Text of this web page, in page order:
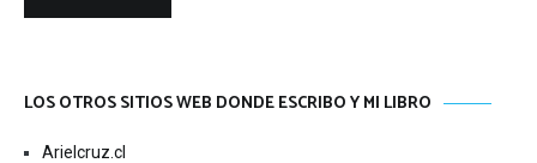
LOS OTROS SITIOS WEB DONDE ESCRIBO Y MI LIBRO
Arielcruz.cl